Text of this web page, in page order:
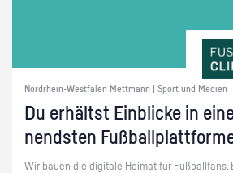
Nordrhein-Westfalen Mettmann | Sport und Medien
Du er­hältst Ein­bli­cke in
nends­ten
Wir bauen die di­gi­ta­le Hei­mat für Fuß­ball­fans.